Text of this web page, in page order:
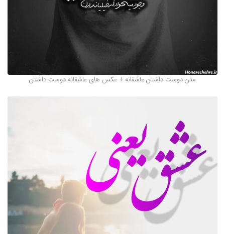
متن دوست داشتن عاشقانه + عکس های عاشقانه دوست داشتن